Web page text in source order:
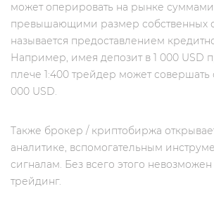
может оперировать на рынке
превышающими размер собственных
называется предоставлением
Например, имея депозит в 1 000 USD
плече 1:400 трейдер может совершать
000 USD.
Также брокер / криптобиржа
аналитике, вспомогательным
сигналам. Без всего этого
трейдинг.